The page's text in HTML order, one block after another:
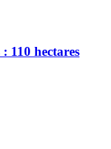
110 hectares